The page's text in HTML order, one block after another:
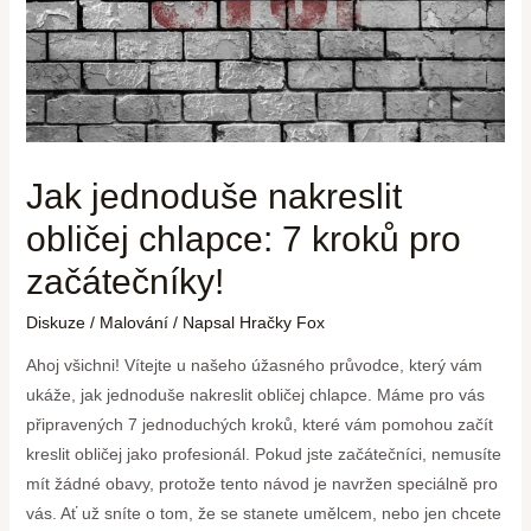
Jak jednoduše nakreslit
obličej chlapce: 7 kroků pro
začátečníky!
Diskuze / Malování/ Napsal Hračky Fox
Ahoj všichni! Vítejte u našeho úžasného průvodce, který vám
ukáže, jak jednoduše nakreslit obličej chlapce. Máme pro vás
připravených 7 jednoduchých kroků, které vám pomohou začít
kreslit obličej jako profesionál. Pokud jste začátečníci, nemusíte
mít žádné obavy, protože tento návod je navržen speciálně pro
vás. Ať už sníte o tom, že se stanete umělcem, nebo jen chcete